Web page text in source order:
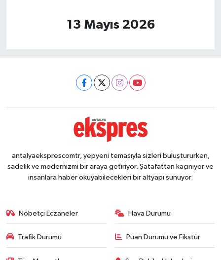
13 Mayıs 2026
antalyaeksprescomtr, yepyeni temasıyla sizleri buluştururken,
sadelik ve modernizmi bir araya getiriyor. Şatafattan kaçınıyor ve
insanlara haber okuyabilecekleri bir altyapı sunuyor.
Nöbetçi Eczaneler Hava Durumu
Trafik Durumu Puan Durumu ve Fikstür